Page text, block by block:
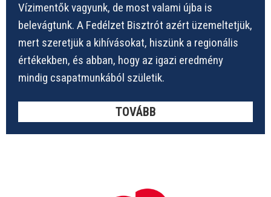
Vízimentők vagyunk, de most valami újba is
belevágtunk. A Fedélzet Bisztrót azért üzemeltetjük,
mert szeretjük a kihívásokat, hiszünk a regionális
értékekben, és abban, hogy az igazi eredmény
mindig csapatmunkából születik.
TOVÁBB